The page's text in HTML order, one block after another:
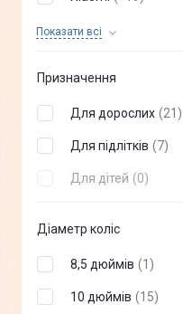
Показати всi
YADEA (
XO (+2)
A11 2
Sencor + )
Призначення
Для дорослих (21 )
Для підлітків (7)
Для дітей (0)
Діаметр коліс
8,5 дюймів (1 )
10 дюймів (15)